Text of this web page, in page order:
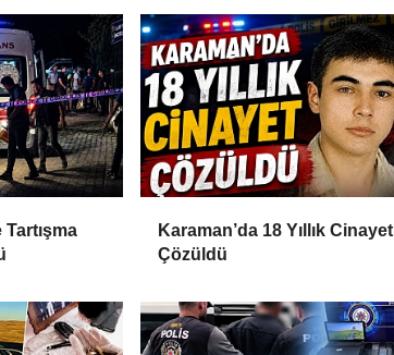
Karaman’da 18 Yıllık Cinayet
Çözüldü